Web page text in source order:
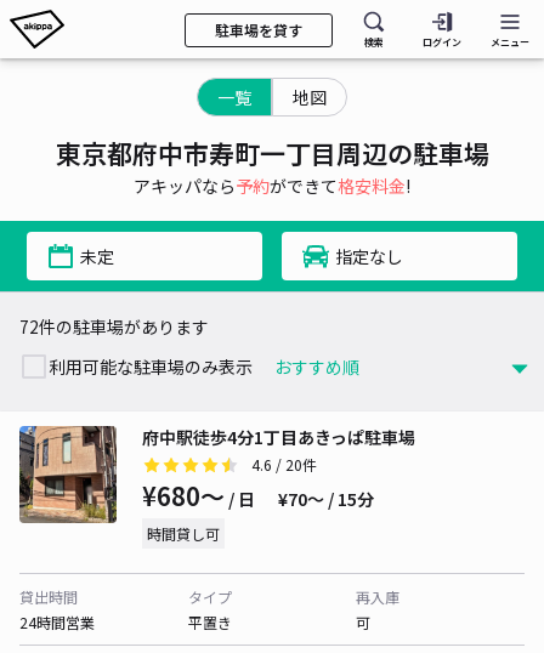
駐車場を貸す
検索 ログイン メニュー
一覧 地図
東京都府中市寿町一丁目周辺の駐車場
アキッパなら予約ができて格安料金!
未定 指定なし
72件の駐車場があります
利用可能な駐車場のみ表示
府中駅徒歩4分1丁目あきっぱ駐車場
4.6 / 20件
¥680〜 / 日 ¥70〜 / 15分
時間貸し可
貸出時間
24時間営業
タイプ
平置き
再入庫
可